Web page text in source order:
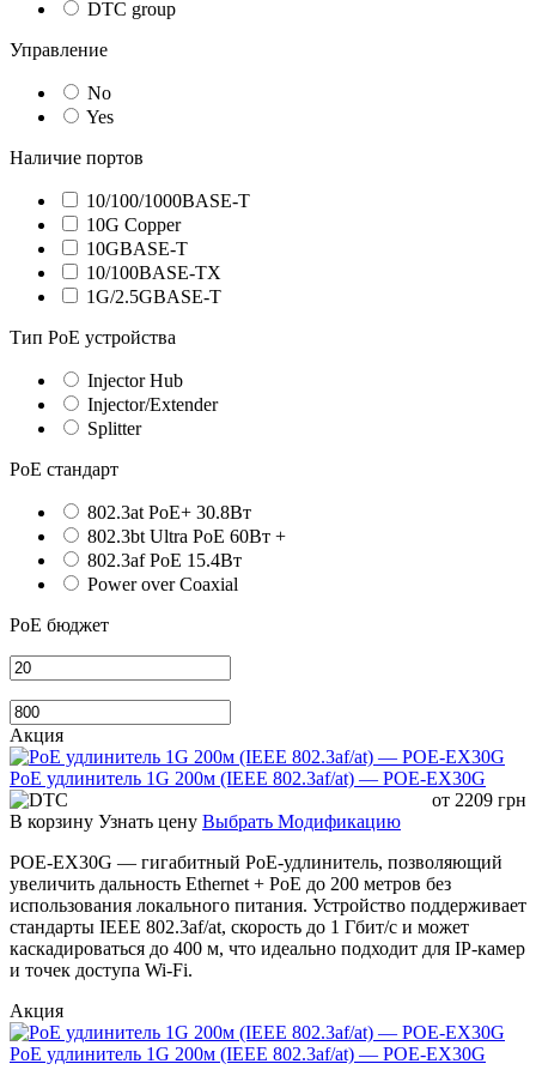
DTC group
Управление
No
Yes
Наличие портов
10/100/1000BASE-T
10G Copper
10GBASE-T
10/100BASE-TX
1G/2.5GBASE-T
Тип PoE устройства
Injector Hub
Injector/Extender
Splitter
PoE стандарт
802.3at PoE+ 30.8Вт
802.3bt Ultra PoE 60Вт +
802.3af PoE 15.4Вт
Power over Coaxial
PoE бюджет
Акция
PoE удлинитель 1G 200м (IEEE 802.3af/at) — POE-EX30G
от 2209 грн
В корзину Узнать цену Выбрать Модификацию
POE-EX30G — гигабитный PoE-удлинитель, позволяющий
увеличить дальность Ethernet + PoE до 200 метров без
использования локального питания. Устройство поддерживает
стандарты IEEE 802.3af/at, скорость до 1 Гбит/с и может
каскадироваться до 400 м, что идеально подходит для IP-камер
и точек доступа Wi-Fi.
Акция
PoE удлинитель 1G 200м (IEEE 802.3af/at) — POE-EX30G